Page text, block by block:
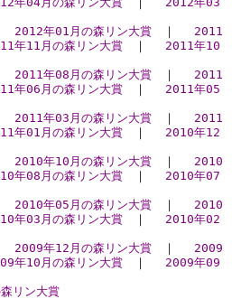
2012年01月の森リン大賞 ｜ 2011
年11月の森リン大賞 ｜ 2011年10
2011年08月の森リン大賞 ｜ 2011
年06月の森リン大賞 ｜ 2011年05
2011年03月の森リン大賞 ｜ 2011
年01月の森リン大賞 ｜ 2010年12
2010年10月の森リン大賞 ｜ 2010
年08月の森リン大賞 ｜ 2010年07
2010年05月の森リン大賞 ｜ 2010
年03月の森リン大賞 ｜ 2010年02
2009年12月の森リン大賞 ｜ 2009
年10月の森リン大賞 ｜ 2009年09
リン大賞